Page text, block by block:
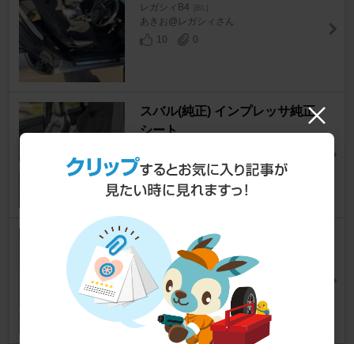
レガシィB4 [BL]
あきお@レガシィさん
10
0
スバル(純正) インプレッサ純正
シート
ゆーそくさん
5
0
Pleasure Racing Service ロー
ルセンターアジャスターPRO
レガシィB4 [BL]
NADAREさん
2